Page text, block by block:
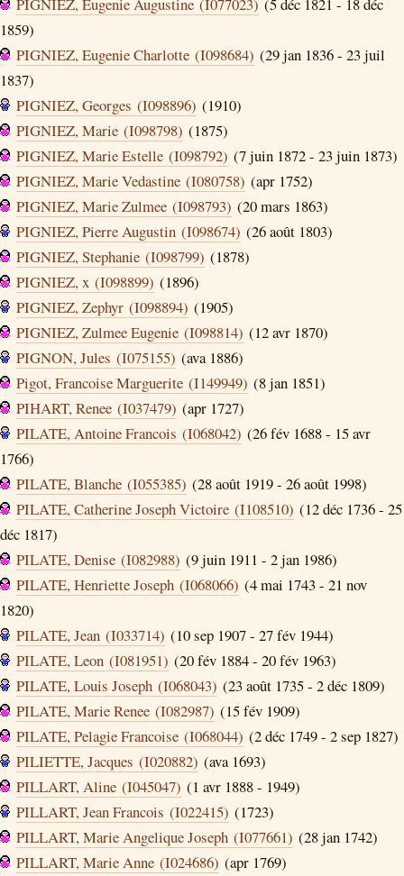
PIGNIEZ, Eugenie Augustine (I077023) (5 déc 1821 - 18 déc
1859)
PIGNIEZ, Eugenie Charlotte (I098684) (29 jan 1836 - 23 juil
1837)
PIGNIEZ, Georges (I098896) (1910)
PIGNIEZ, Marie (I098798) (1875)
PIGNIEZ, Marie Estelle (I098792) (7 juin 1872 - 23 juin 1873)
PIGNIEZ, Marie Vedastine (I080758) (apr 1752)
PIGNIEZ, Marie Zulmee (I098793) (20 mars 1863)
PIGNIEZ, Pierre Augustin (I098674) (26 août 1803)
PIGNIEZ, Stephanie (I098799) (1878)
PIGNIEZ, x (I098899) (1896)
PIGNIEZ, Zephyr (I098894) (1905)
PIGNIEZ, Zulmee Eugenie (I098814) (12 avr 1870)
PIGNON, Jules (I075155) (ava 1886)
Pigot, Francoise Marguerite (I149949) (8 jan 1851)
PIHART, Renee (I037479) (apr 1727)
PILATE, Antoine Francois (I068042) (26 fév 1688 - 15 avr
1766)
PILATE, Blanche (I055385) (28 août 1919 - 26 août 1998)
PILATE, Catherine Joseph Victoire (I108510) (12 déc 1736 - 25
déc 1817)
PILATE, Denise (I082988) (9 juin 1911 - 2 jan 1986)
PILATE, Henriette Joseph (I068066) (4 mai 1743 - 21 nov
1820)
PILATE, Jean (I033714) (10 sep 1907 - 27 fév 1944)
PILATE, Leon (I081951) (20 fév 1884 - 20 fév 1963)
PILATE, Louis Joseph (I068043) (23 août 1735 - 2 déc 1809)
PILATE, Marie Renee (I082987) (15 fév 1909)
PILATE, Pelagie Francoise (I068044) (2 déc 1749 - 2 sep 1827)
PILIETTE, Jacques (I020882) (ava 1693)
PILLART, Aline (I045047) (1 avr 1888 - 1949)
PILLART, Jean Francois (I022415) (1723)
PILLART, Marie Angelique Joseph (I077661) (28 jan 1742)
PILLART, Marie Anne (I024686) (apr 1769)